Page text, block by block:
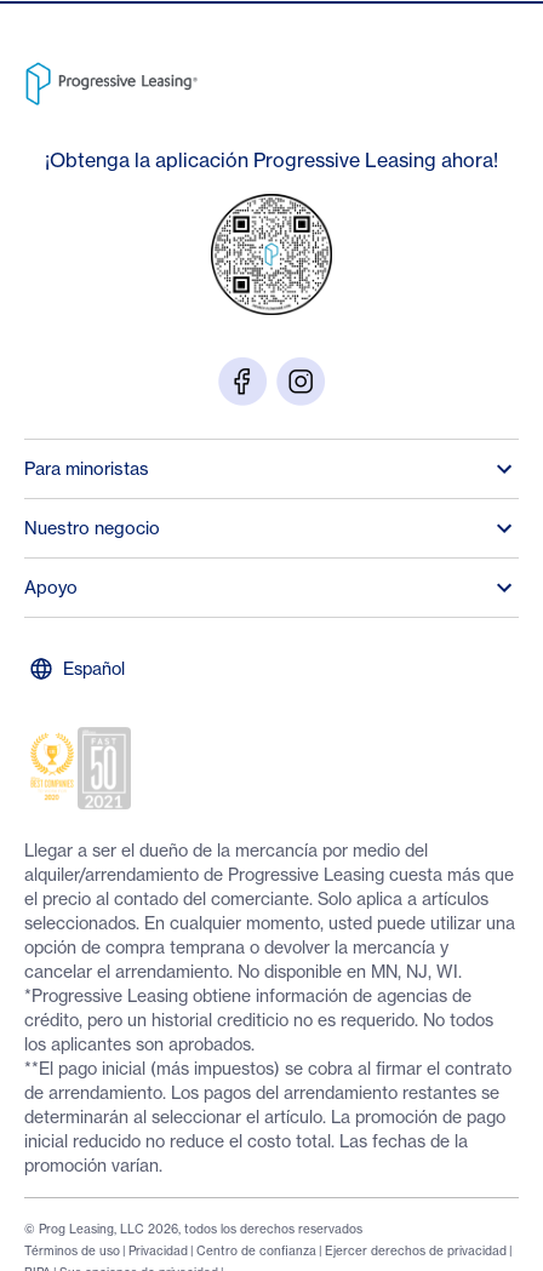
¡Obtenga la aplicación Progressive Leasing ahora!
Para minoristas
Nuestro negocio
Apoyo
Español
Llegar a ser el dueño de la mercancía por medio del
alquiler/arrendamiento de Progressive Leasing cuesta más que
el precio al contado del comerciante. Solo aplica a artículos
seleccionados. En cualquier momento, usted puede utilizar una
opción de compra temprana o devolver la mercancía y
cancelar el arrendamiento. No disponible en MN, NJ, WI.
*Progressive Leasing obtiene información de agencias de
crédito, pero un historial crediticio no es requerido. No todos
los aplicantes son aprobados.
**El pago inicial (más impuestos) se cobra al firmar el contrato
de arrendamiento. Los pagos del arrendamiento restantes se
determinarán al seleccionar el artículo. La promoción de pago
inicial reducido no reduce el costo total. Las fechas de la
promoción varían.
Términos de uso | Privacidad | Centro de confianza | Ejercer derechos de privacidad |
© Prog Leasing, LLC 2026, todos los derechos reservados